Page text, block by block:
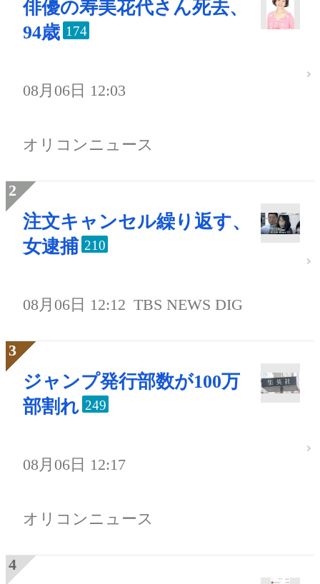
俳優の寿美花代さん死去、
94歳 174
08月06日 12:03
オリコンニュース
注文キャンセル繰り返す、
女逮捕 210
08月06日 12:12 TBS NEWS DIG
ジャンプ発行部数が100万
部割れ 249
08月06日 12:17
オリコンニュース